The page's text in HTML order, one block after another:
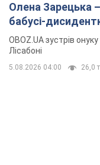
Олена Зарецька
бабусі-
критику Дмитра
Португалію з 5
OBOZ.UA зустрів
Лісабоні
5.08.2026 04:00 26,0